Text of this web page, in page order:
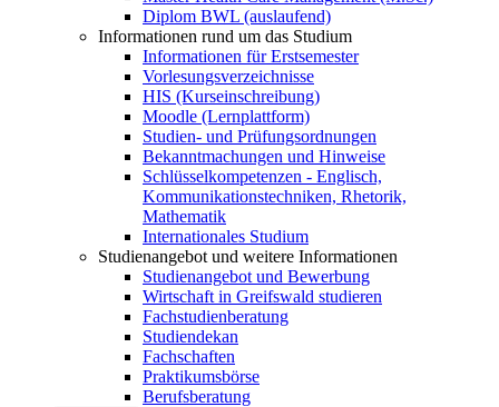
Diplom BWL (auslaufend)
Informationen rund um das Studium
Informationen für Erstsemester
Vorlesungsverzeichnisse
HIS (Kurseinschreibung)
Moodle (Lernplattform)
Studien- und Prüfungsordnungen
Bekanntmachungen und Hinweise
Schlüsselkompetenzen - Englisch,
Kommunikationstechniken, Rhetorik,
Mathematik
Internationales Studium
Studienangebot und weitere Informationen
Studienangebot und Bewerbung
Wirtschaft in Greifswald studieren
Fachstudienberatung
Studiendekan
Fachschaften
Praktikumsbörse
Berufsberatung